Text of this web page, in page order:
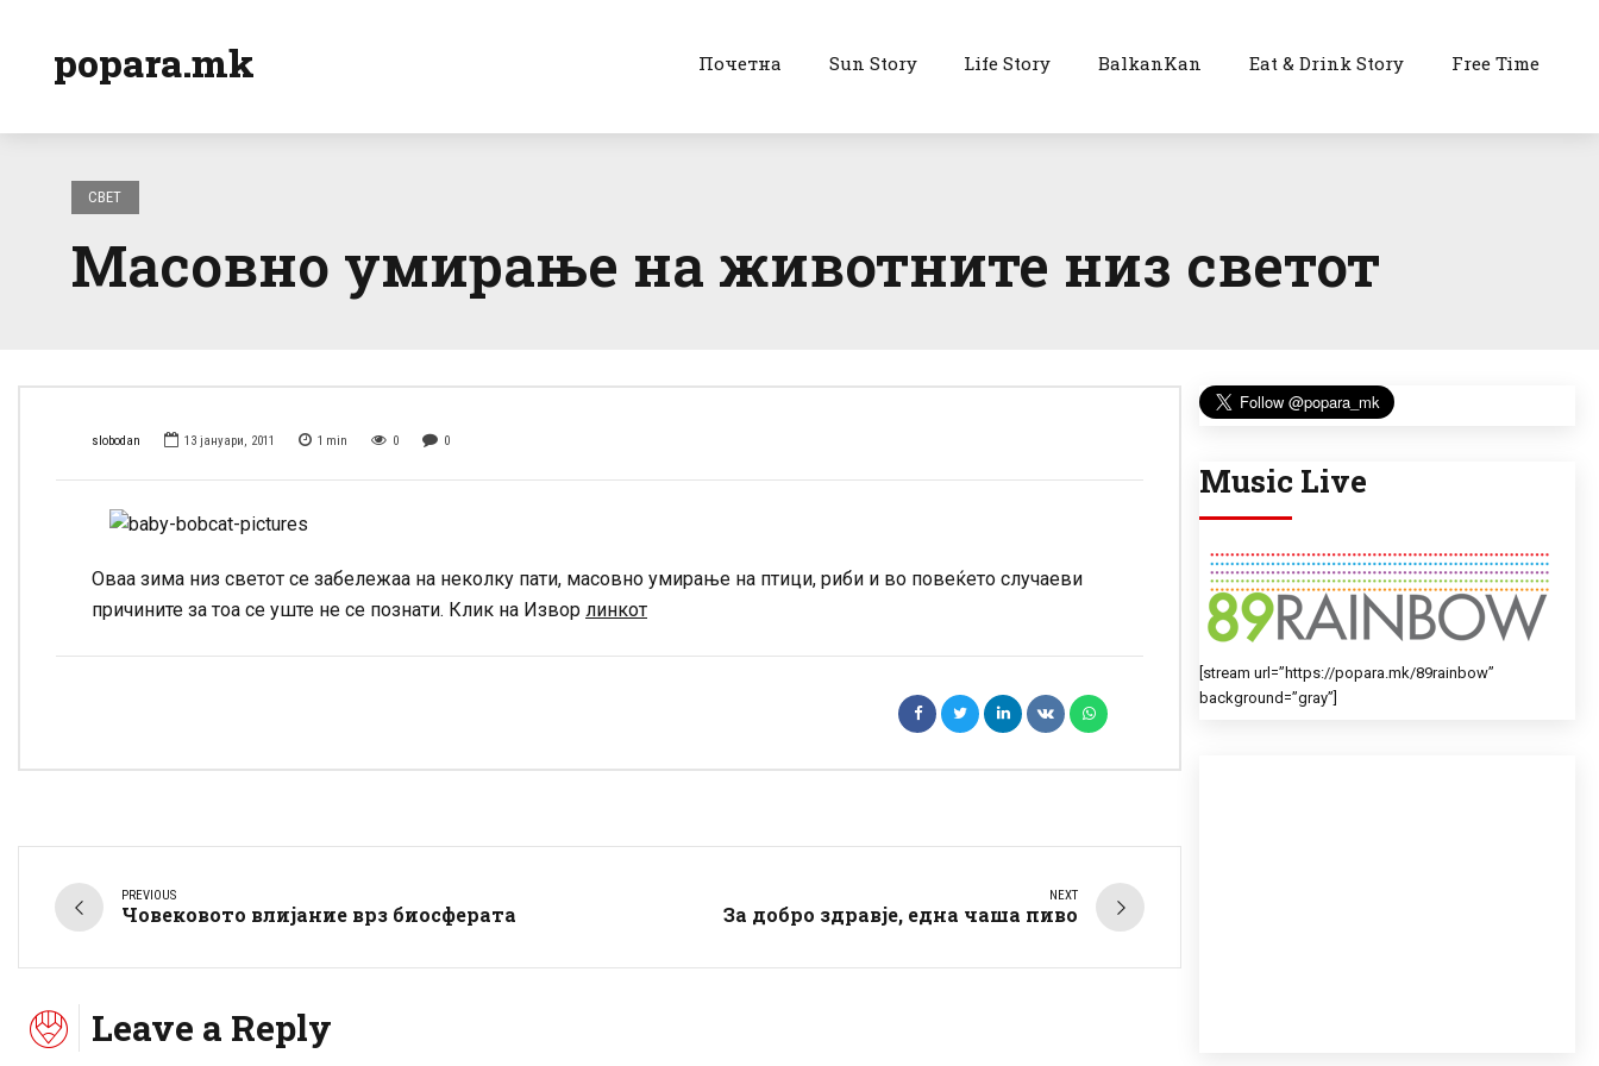
popara.mk Почетна Sun Story Life Story BalkanKan Eat & Drink Story Free Time
СВЕТ
Масовно умирање на животните низ светот
slobodan 13 јануари, 2011 1 min 0 0
Оваа зима низ светот се забележаа на неколку пати, масовно умирање на птици, риби и во повеќето случаеви
причините за тоа се уште не се познати. Клик на Извор линкот
PREVIOUS
Човековото влијание врз биосферата
NEXT
За добро здравје, една чаша пиво
Leave a Reply
Music Live
[stream url=”https://popara.mk/89rainbow”
background=”gray”]